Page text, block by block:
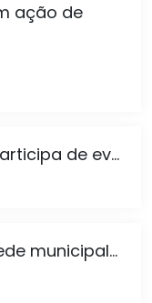
ação de
de ev...
municipal...